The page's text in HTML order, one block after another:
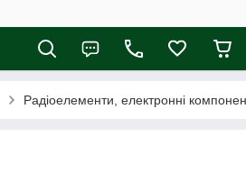
Радіоелементи, електронні